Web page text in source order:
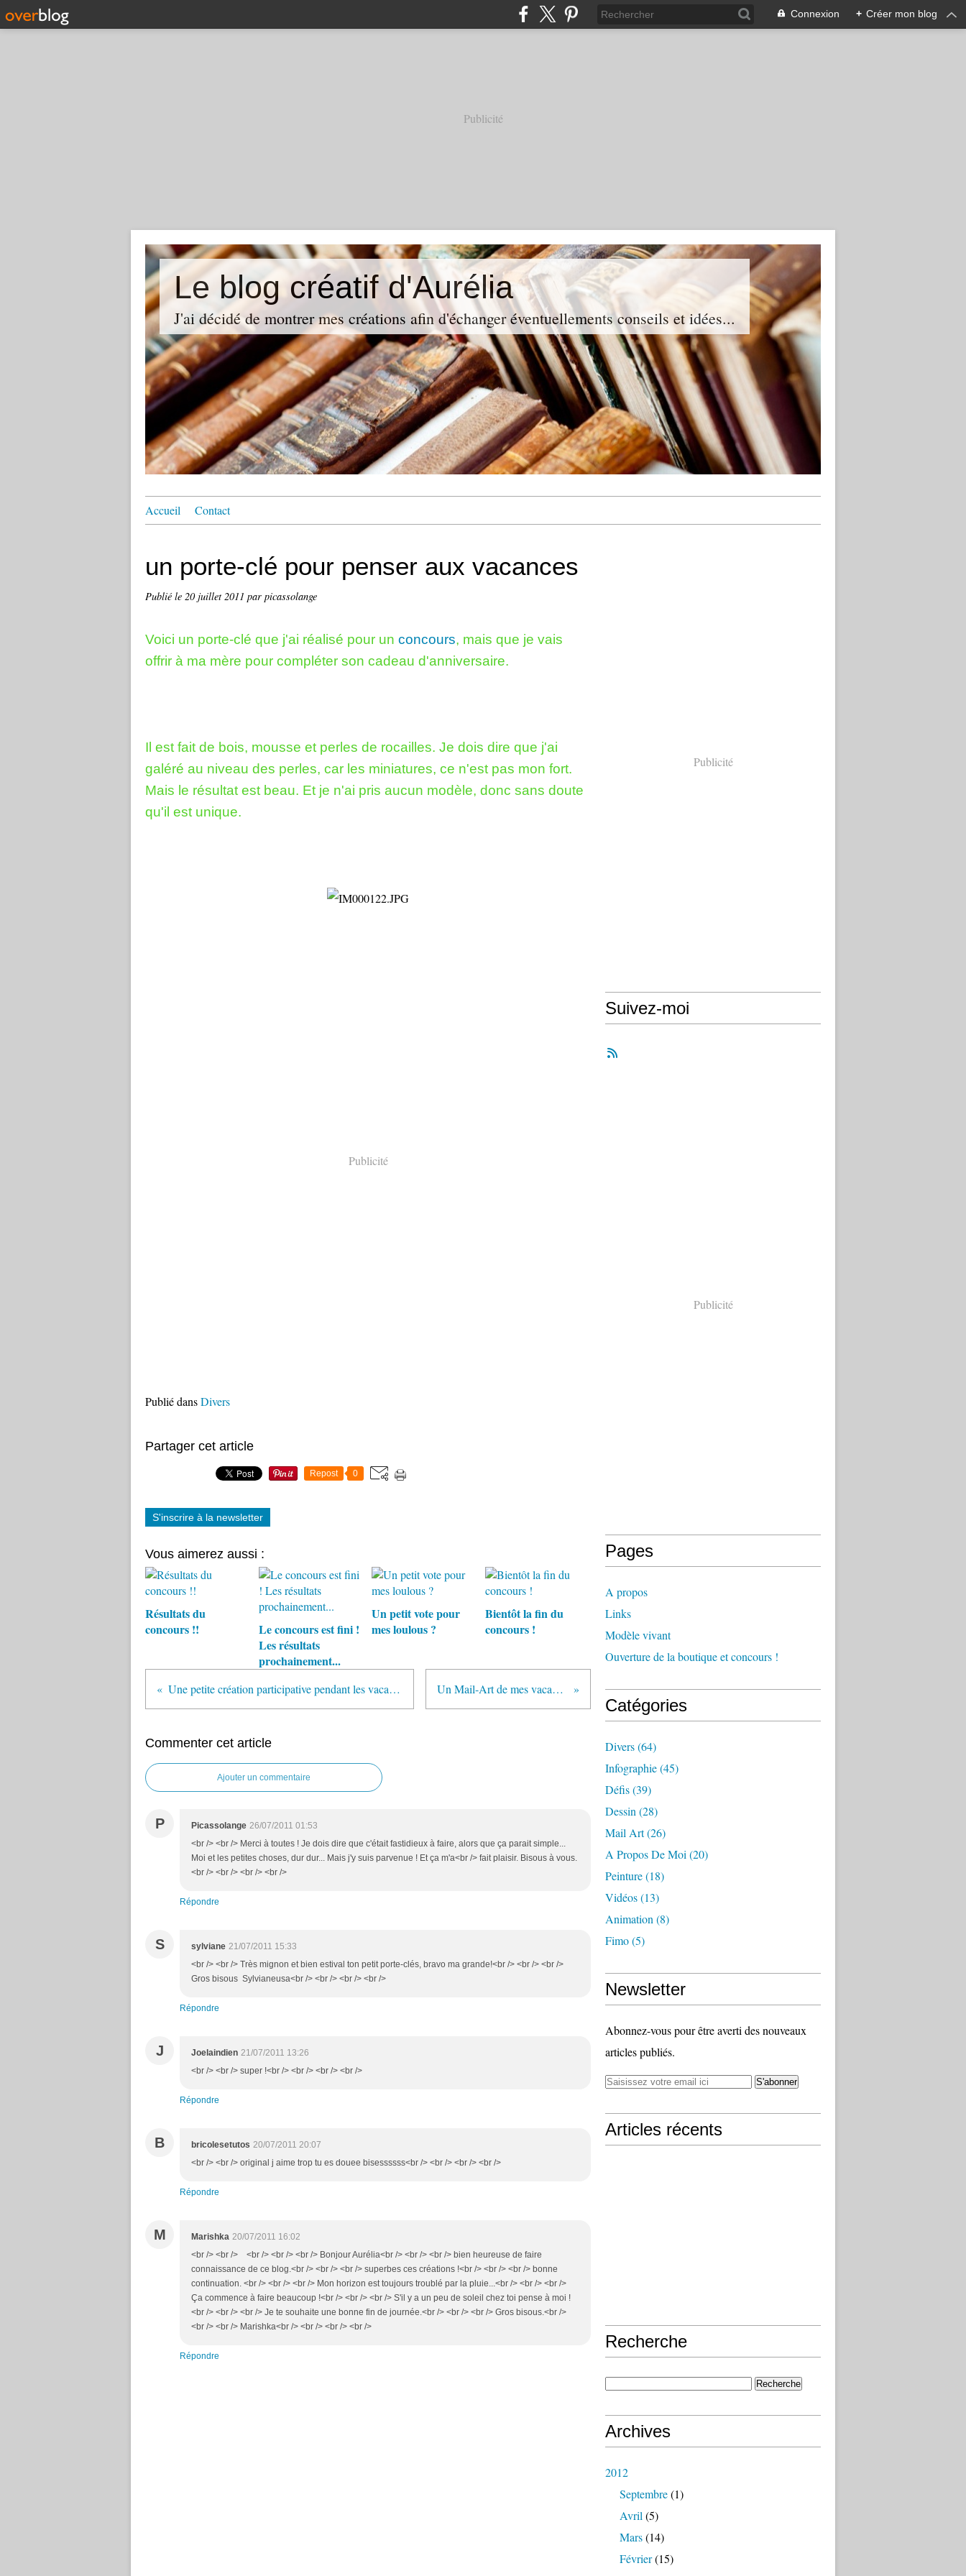
Connexion + Créer mon blog
Publicité
Le blog créatif d'Aurélia
J'ai décidé de montrer mes créations afin d'échanger éventuellements conseils et idées...
Accueil Contact
un porte-clé pour penser aux vacances
Publié le 20 juillet 2011 par picassolange
Voici un porte-clé que j'ai réalisé pour un concours, mais que je vais
offrir à ma mère pour compléter son cadeau d'anniversaire.
Il est fait de bois, mousse et perles de rocailles. Je dois dire que j'ai
galéré au niveau des perles, car les miniatures, ce n'est pas mon fort.
Mais le résultat est beau. Et je n'ai pris aucun modèle, donc sans doute
qu'il est unique.
Publicité
Publié dansDivers
Partager cet article
Repost 0
S'inscrire à la newsletter
Vous aimerez aussi :
Résultats du
concours !!
Le concours est fini !
Les résultats
prochainement...
Un petit vote pour
mes loulous ?
Bientôt la fin du
concours !
Une petite création participative pendant les vacances Un Mail-Art de mes vacances
Commenter cet article
Ajouter un commentaire
P Picassolange 26/07/2011 01:53
<br /> <br /> Merci à toutes ! Je dois dire que c'était fastidieux à faire, alors que ça parait simple...
Moi et les petites choses, dur dur... Mais j'y suis parvenue ! Et ça m'a<br /> fait plaisir. Bisous à vous.
<br /> <br /> <br /> <br />
Répondre
S sylviane 21/07/2011 15:33
<br /> <br /> Très mignon et bien estival ton petit porte-clés, bravo ma grande!<br /> <br /> <br />
Gros bisous Sylvianeusa<br /> <br /> <br /> <br />
Répondre
J Joelaindien 21/07/2011 13:26
<br /> <br /> super !<br /> <br /> <br /> <br />
Répondre
B bricolesetutos 20/07/2011 20:07
<br /> <br /> original j aime trop tu es douee bisessssss<br /> <br /> <br /> <br />
Répondre
M Marishka 20/07/2011 16:02
<br /> <br /> <br /> <br /> <br /> Bonjour Aurélia<br /> <br /> <br /> bien heureuse de faire
connaissance de ce blog.<br /> <br /> <br /> superbes ces créations !<br /> <br /> <br /> bonne
continuation. <br /> <br /> <br /> Mon horizon est toujours troublé par la pluie...<br /> <br /> <br />
Ça commence à faire beaucoup !<br /> <br /> <br /> S'il y a un peu de soleil chez toi pense à moi !
<br /> <br /> <br /> Je te souhaite une bonne fin de journée.<br /> <br /> <br /> Gros bisous.<br />
<br /> <br /> Marishka<br /> <br /> <br /> <br />
Répondre
Publicité
Suivez-moi
Publicité
Pages
A propos
Links
Modèle vivant
Ouverture de la boutique et concours !
Catégories
Divers(64)
Infographie(45)
Défis(39)
Dessin (28)
Mail Art(26)
A Propos De Moi (20)
Peinture(18)
Vidéos(13)
Animation (8)
Fimo(5)
Newsletter
Abonnez-vous pour être averti des nouveaux
articles publiés.
Articles récents
Recherche
Archives
2012
Septembre(1)
Avril (5)
Mars(14)
Février(15)